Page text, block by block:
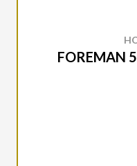
FOREMAN